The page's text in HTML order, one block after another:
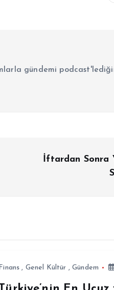
gündemi
İftardan Sonra
Finans , Genel Kültür ,Gündem